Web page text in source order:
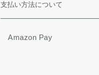
支払い方法について
Amazon Pay